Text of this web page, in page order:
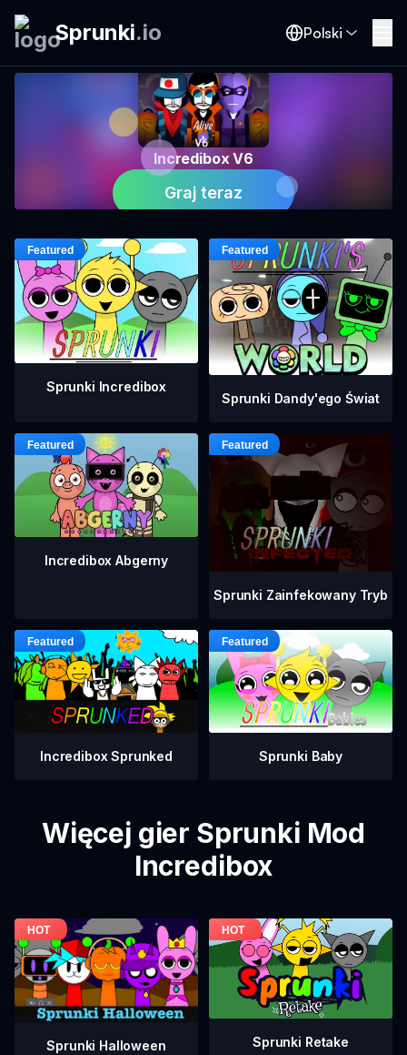
Sprunki.io Polski
Incredibox V6
Graj teraz
Sprunki Incredibox
Sprunki Dandy'ego Świat
Incredibox Abgerny
Sprunki Zainfekowany Tryb
Incredibox Sprunked Sprunki Baby
Więcej gier Sprunki Mod
Incredibox
Sprunki Halloween Sprunki Retake